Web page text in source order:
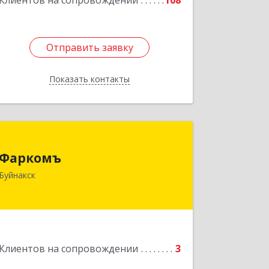
Отправить заявку
Показать контакты
Отправить заявку
Назад
Фаркомъ
Буйнакск
Клиентов на сопровождении 3